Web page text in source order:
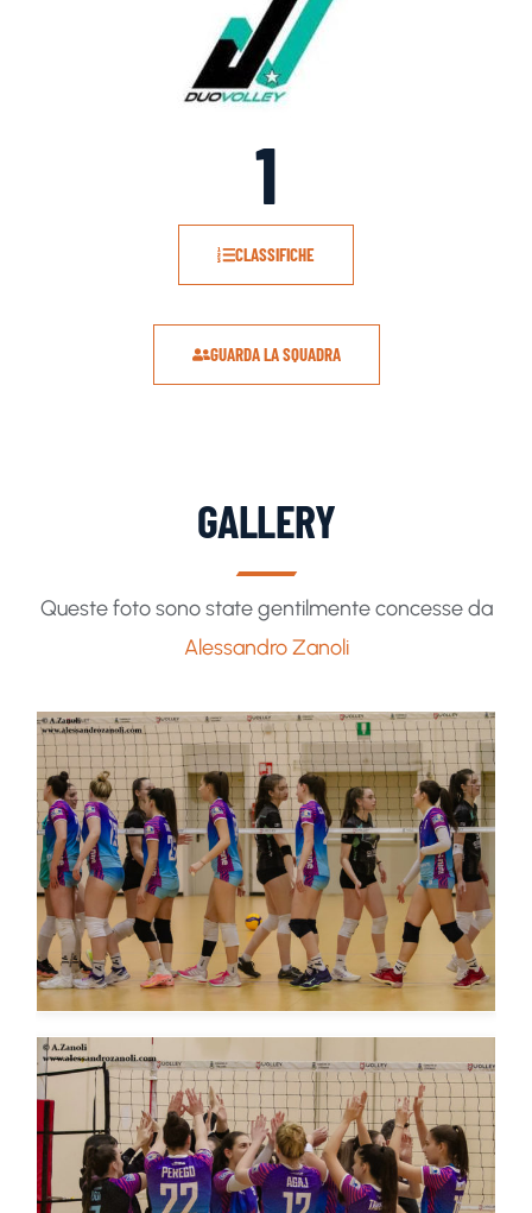
1
GUARDA LA SQUADRA
CLASSIFICHE
GALLERY
Queste foto sono state gentilmente concesse da
Alessandro Zanoli